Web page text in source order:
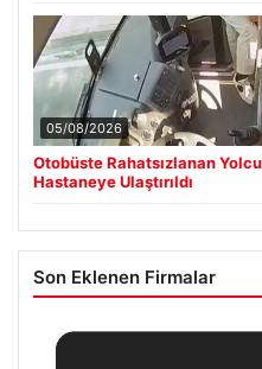
05/08/2026
Otobüste Rahatsızlanan
Hastaneye Ulaştırıldı
Son Eklenen Firmalar